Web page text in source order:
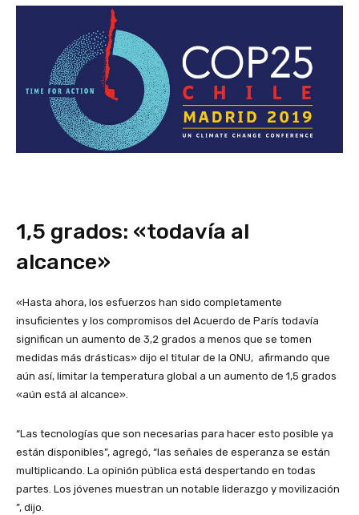
1,5 grados: «todavía al
alcance»
«Hasta ahora, los esfuerzos han sido completamente
insuficientes y los compromisos del Acuerdo de París todavía
significan un aumento de 3,2 grados a menos que se tomen
medidas más drásticas» dijo el titular de la ONU, afirmando que
aún así, limitar la temperatura global a un aumento de 1,5 grados
«aún está al alcance».
“Las tecnologías que son necesarias para hacer esto posible ya
están disponibles”, agregó, “las señales de esperanza se están
multiplicando. La opinión pública está despertando en todas
partes. Los jóvenes muestran un notable liderazgo y movilización
”, dijo.